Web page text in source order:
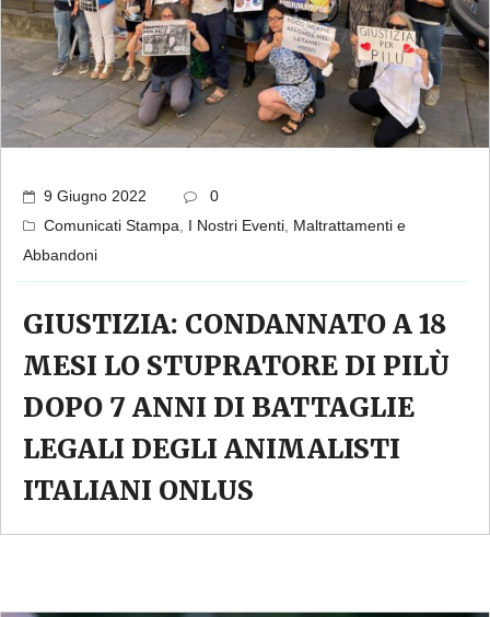
9 Giugno 2022
0
Comunicati Stampa
I Nostri Eventi Maltrattamenti e
Abbandoni
GIUSTIZIA: CONDANNATO A 18
MESI LO STUPRATORE DI PILÙ
DOPO 7 ANNI DI BATTAGLIE
LEGALI DEGLI ANIMALISTI
ITALIANI ONLUS